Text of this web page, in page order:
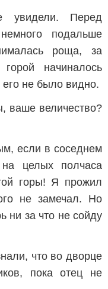
увидели. Перед
подальше
роща, за
начиналось
его не было видно.
величество?
если в соседнем
на целых полчаса
горы! Я прожил
не замечал. Но
ни за что не сойду
что во дворце
пока отец не